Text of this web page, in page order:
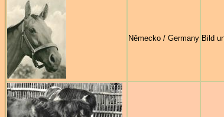
Německo / Germany Bild